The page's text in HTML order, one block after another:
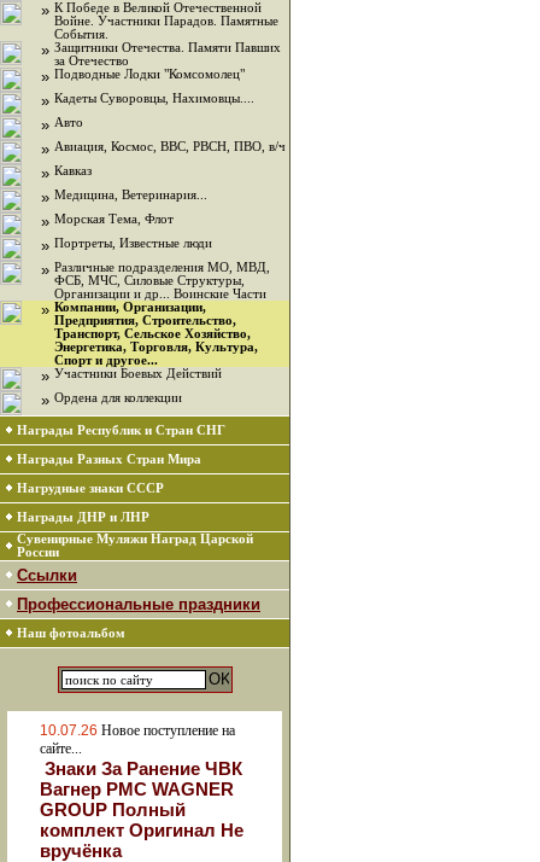
» К Победе в Великой Отечественной
Войне. Участники Парадов. Памятные
События.
» Защитники Отечества. Памяти Павших
за Отечество
» Подводные Лодки "Комсомолец"
» Кадеты Суворовцы, Нахимовцы....
» Авто
» Авиация, Космос, ВВС, РВСН, ПВО, в/ч
» Кавказ
» Медицина, Ветеринария...
» Морская Тема, Флот
» Портреты, Известные люди
» Различные подразделения МО, МВД,
ФСБ, МЧС, Силовые Структуры,
Организации и др... Воинские Части
» Компании, Организации,
Предприятия, Строительство,
Транспорт, Сельское Хозяйство,
Энергетика, Торговля, Культура,
Спорт и другое...
» Участники Боевых Действий
» Ордена для коллекции
Награды Республик и Стран СНГ
Награды Разных Стран Мира
Нагрудные знаки СССР
Награды ДНР и ЛНР
Сувенирные Муляжи Наград Царской
России
Ссылки
Профессиональные праздники
Наш фотоальбом
10.07.26 Новое поступление на
сайте...
Знаки За Ранение ЧВК
Вагнер РМС WAGNER
GROUP Полный
комплект Оригинал Не
вручёнка